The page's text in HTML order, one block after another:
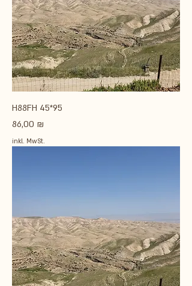
H88FH 45*95
Preis
86,00 ₪
inkl. MwSt.